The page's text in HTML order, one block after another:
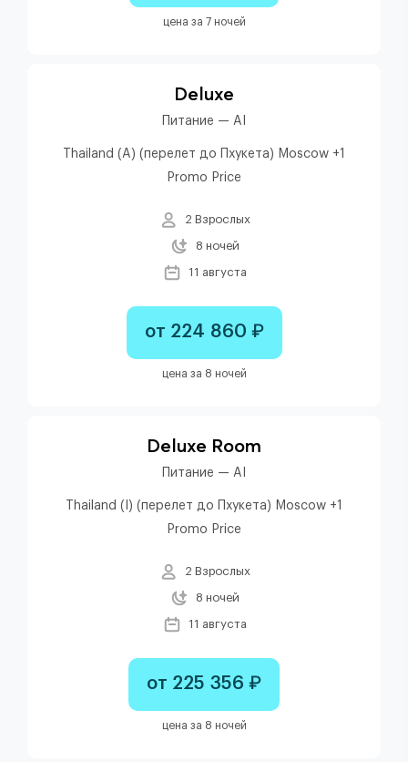
цена за 7 ночей
Deluxe
Питание — AI
Thailand (A) (перелет до Пхукета) Moscow +1
Promo Price
2 Взрослых
8 ночей
11 августа
от 224 860 ₽
цена за 8 ночей
Deluxe Room
Питание — AI
Thailand (I) (перелет до Пхукета) Moscow +1
Promo Price
2 Взрослых
8 ночей
11 августа
от 225 356 ₽
цена за 8 ночей